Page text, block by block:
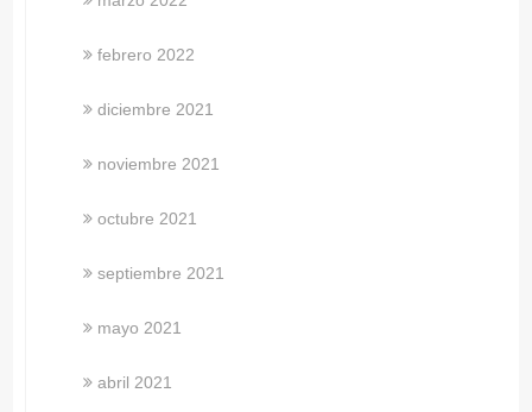
febrero 2022
diciembre 2021
noviembre 2021
octubre 2021
septiembre 2021
mayo 2021
abril 2021